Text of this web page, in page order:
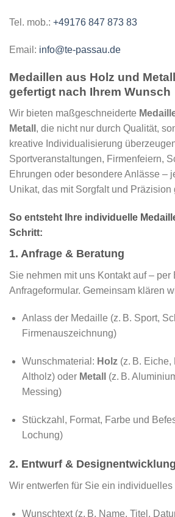
Tel. mob.: +49176 847 873 83
Email: info@te-passau.de
Medaillen aus Holz und
gefertigt nach Ihrem Wunsch
Wir bieten maßgeschneiderte
Metall , die nicht nur durch Qualität,
kreative Individualisierung
Sportveranstaltungen, Firmenfeiern,
Ehrungen oder besondere Anlässe –
Unikat, das mit Sorgfalt und Präzision
So entsteht Ihre individuelle
Schritt:
1. Anfrage & Beratung
Sie nehmen mit uns Kontakt auf – per
Anfrageformular. Gemeinsam klären
Anlass der Medaille (z. B. Sport,
Firmenauszeichnung)
Wunschmaterial: Holz(z. B. Eiche,
Altholz) oder Metall
(z. B.
Messing)
Stückzahl, Format, Farbe und
Lochung)
2. Entwurf & Designentwicklung
Wir entwerfen für Sie ein individuelles
Wunschtext (z. B. Name, Titel,